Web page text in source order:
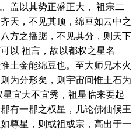
盖以其势正盛正大， 祖宗二
天，不见其顶，绵亘如云中之
方之播踞，不见其分，则天下
以 祖言，故以都权之星名
土金能绵豆也。至大师兄木火
为分形矣，则宇宙间惟土石为
宜大不宜秀，祖星临来要起
有一郡之权星，几论佛仙候王
尊星，则或祖或宗，高出于一